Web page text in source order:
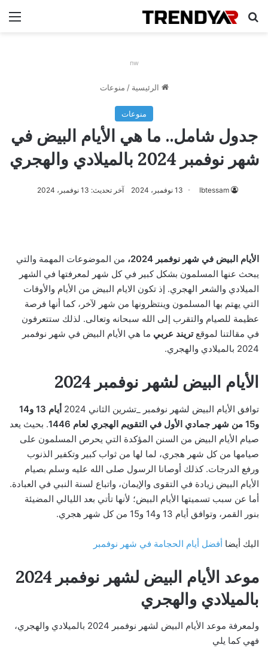
بحث عن
nw
الرئيسية / منوعات
منوعات
جدول شامل.. ما هي الأيام البيض في
شهر نوفمبر 2024 بالميلادي والهجري
Ibtessam 13 نوفمبر، 2024 آخر تحديث: 13 نوفمبر، 2024
الأيام البيض في شهر نوفمبر 2024،
من الموضوعات المهمة والتي
يبحث عنها المسلمون بشكل كبير في كل شهر لمعرفتها في الشهر
الميلادي والشعر الهجري. إذ تكون الايام البيض من الأيام والأوقات
التي يهتم بها المسلمون وينتظرونها من شهر لآخر، كما أنها فرصة
عظيمة للصيام والتقرب إلى الله سبحانه وتعالى. لذلك ستتعرفون
في مقالتنا لموقعتريند عربي ما هي الأيام البيض في شهر نوفمبر
2024 بالميلادي والهجري.
الأيام البيض لشهر نوفمبر 2024
توافق الأيام البيض لشهر نوفمبر _تشرين الثاني 2024
أيام 13 و14
و15 من شهر جمادي الأول في التقويم الهجري لعام 1446
. بحيث يعد
صيام الأيام البيض من السنن المؤكدة التي يحرص المسلمون على
صيامها من كل شهر هجري، لما لها من ثواب كبير وتكفير الذنوب
ورفع الدرجات. كذلك أوصانا الرسول صلى الله عليه وسلم بصيام
الأيام البيض زيادة في التقوى والإيمان، واتباع لسنة النبي في العبادة.
أما عن سبب تسميتها الأيام البيض؛ لأنها تأتي بعد الليالي المضيئة
بنور القمر، وتوافق أيام 13 و14 و15 من كل شهر هجري.
اليك أيضا أفضل أيام الحجامة في شهر نوفمبر
موعد الأيام البيض لشهر نوفمبر 2024
بالميلادي والهجري
ولمعرفة موعد الأيام البيض لشهر نوفمبر 2024 بالميلادي والهجري،
فهي كما يلي